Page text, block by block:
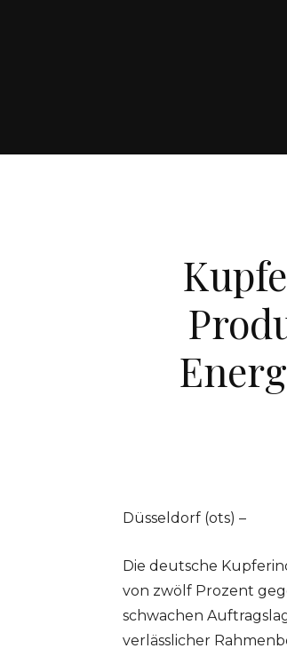
Düsseldorf (ots) –
Die deutsche
von zwölf Prozent
schwachen
verlässlicher